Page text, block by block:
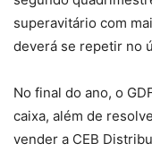
superavitário com
deverá se repetir no
No final do ano, o
caixa, além de
vender a CEB